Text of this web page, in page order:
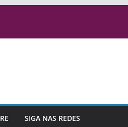
SIGA NAS REDES